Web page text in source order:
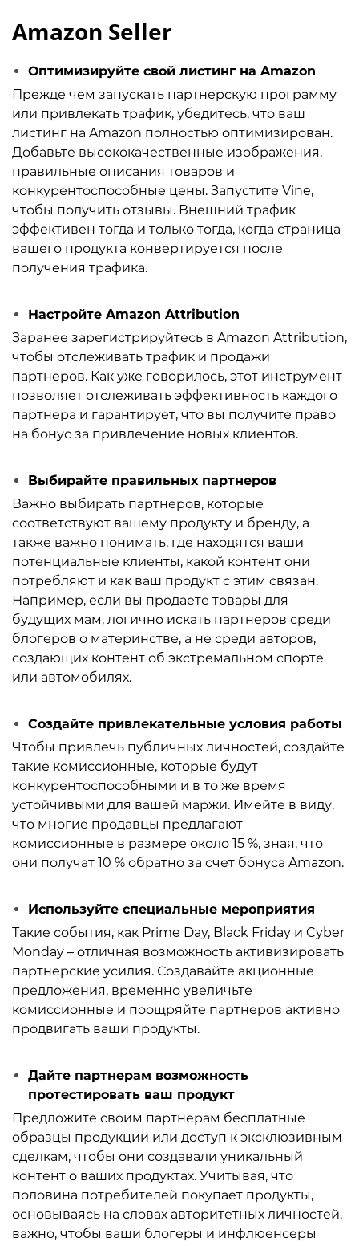
Amazon Seller
Оптимизируйте свой листинг на Amazon
Прежде чем запускать партнерскую программу
или привлекать трафик, убедитесь, что ваш
листинг на Amazon полностью оптимизирован.
Добавьте высококачественные изображения,
правильные описания товаров и
конкурентоспособные цены. Запустите Vine,
чтобы получить отзывы. Внешний трафик
эффективен тогда и только тогда, когда страница
вашего продукта конвертируется после
получения трафика.
Настройте Amazon Attribution
Заранее зарегистрируйтесь в Amazon Attribution,
чтобы отслеживать трафик и продажи
партнеров. Как уже говорилось, этот инструмент
позволяет отслеживать эффективность каждого
партнера и гарантирует, что вы получите право
на бонус за привлечение новых клиентов.
Выбирайте правильных партнеров
Важно выбирать партнеров, которые
соответствуют вашему продукту и бренду, а
также важно понимать, где находятся ваши
потенциальные клиенты, какой контент они
потребляют и как ваш продукт с этим связан.
Например, если вы продаете товары для
будущих мам, логично искать партнеров среди
блогеров о материнстве, а не среди авторов,
создающих контент об экстремальном спорте
или автомобилях.
Создайте привлекательные условия работы
Чтобы привлечь публичных личностей, создайте
такие комиссионные, которые будут
конкурентоспособными и в то же время
устойчивыми для вашей маржи. Имейте в виду,
что многие продавцы предлагают
комиссионные в размере около 15 %, зная, что
они получат 10 % обратно за счет бонуса Amazon.
Используйте специальные мероприятия
Такие события, как Prime Day, Black Friday и Cyber
Monday – отличная возможность активизировать
партнерские усилия. Создавайте акционные
предложения, временно увеличьте
комиссионные и поощряйте партнеров активно
продвигать ваши продукты.
Дайте партнерам возможность
протестировать ваш продукт
Предложите своим партнерам бесплатные
образцы продукции или доступ к эксклюзивным
сделкам, чтобы они создавали уникальный
контент о ваших продуктах. Учитывая, что
половина потребителей покупает продукты,
основываясь на словах авторитетных личностей,
важно, чтобы ваши блогеры и инфлюенсеры